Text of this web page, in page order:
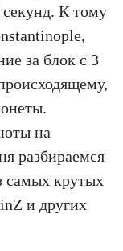
секунд. К тому
за блок с 3
на
разбираемся
самых крутых
и других